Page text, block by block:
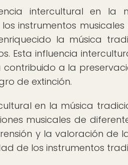
intercultural en la
instrumentos
la música
Esta influencia
a la
de extinción.
en la música
musicales de
y la valoración de
de los instrumentos